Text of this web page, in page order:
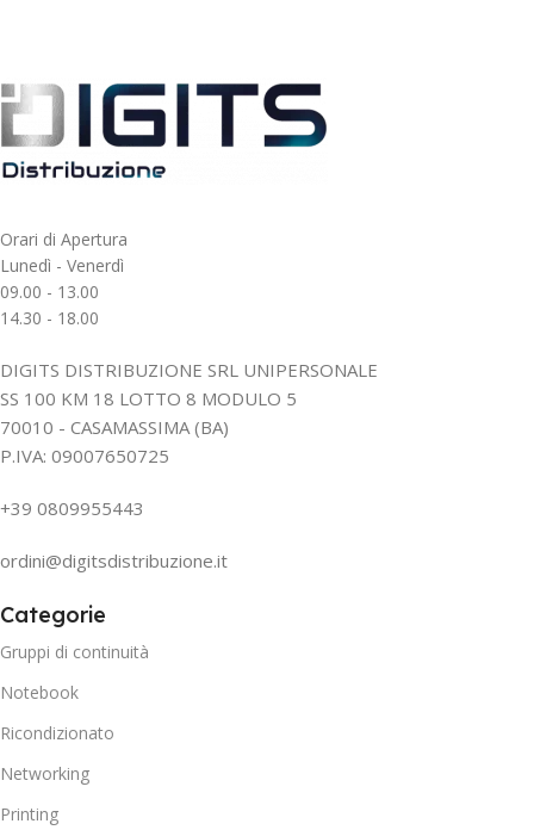
Orari di Apertura
Lunedì - Venerdì
09.00 - 13.00
14.30 - 18.00
DIGITS DISTRIBUZIONE SRL UNIPERSONALE
SS 100 KM 18 LOTTO 8 MODULO 5
70010 - CASAMASSIMA (BA)
P.IVA: 09007650725
+39 0809955443
ordini@digitsdistribuzione.it
Categorie
Gruppi di continuità
Notebook
Ricondizionato
Networking
Printing